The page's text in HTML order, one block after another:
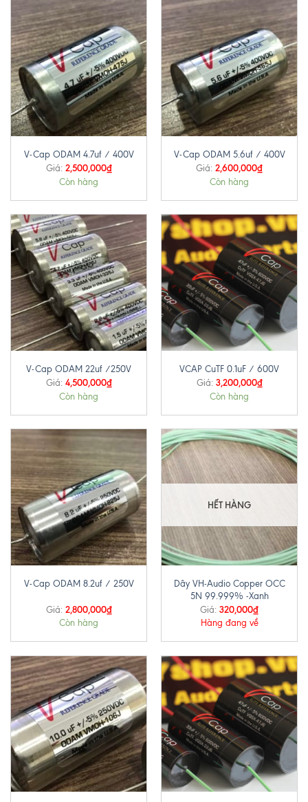
V-Cap ODAM 4.7uf / 400V
Giá: 2,500,000₫
Còn hàng
V-Cap ODAM 5.6uf / 400V
Giá: 2,600,000₫
Còn hàng
V-Cap ODAM 22uf /250V
Giá: 4,500,000₫
Còn hàng
VCAP CuTF 0.1uF / 600V
Giá: 3,200,000₫
Còn hàng
V-Cap ODAM 8.2uf / 250V
Giá: 2,800,000₫
Còn hàng
HẾT HÀNG
Dây VH-Audio Copper OCC
5N 99.999% -Xanh
Giá: 320,000₫
Hàng đang về